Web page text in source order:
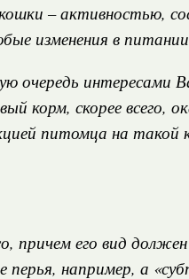
– активностью,
изменения в
очередь
корм, скорее
питомца на такой
причем его вид
перья, например, а